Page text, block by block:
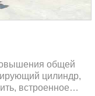
общей
цилиндр,
встроенное